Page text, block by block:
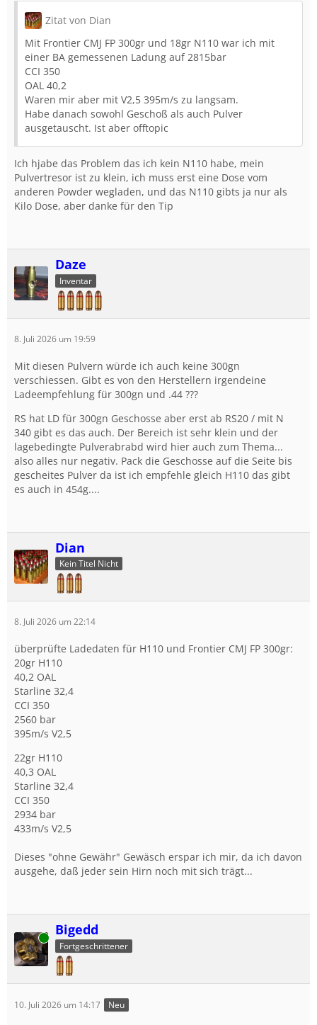
Zitat von Dian
Mit Frontier CMJ FP 300gr und 18gr N110 war ich mit
einer BA gemessenen Ladung auf 2815bar
CCI 350
OAL 40,2
Waren mir aber mit V2,5 395m/s zu langsam.
Habe danach sowohl Geschoß als auch Pulver
ausgetauscht. Ist aber offtopic
Ich hjabe das Problem das ich kein N110 habe, mein
Pulvertresor ist zu klein, ich muss erst eine Dose vom
anderen Powder wegladen, und das N110 gibts ja nur als
Kilo Dose, aber danke für den Tip
Daze
Inventar
8. Juli 2026 um 19:59
Mit diesen Pulvern würde ich auch keine 300gn
verschiessen. Gibt es von den Herstellern irgendeine
Ladeempfehlung für 300gn und .44 ???
RS hat LD für 300gn Geschosse aber erst ab RS20 / mit N
340 gibt es das auch. Der Bereich ist sehr klein und der
lagebedingte Pulverabrabd wird hier auch zum Thema...
also alles nur negativ. Pack die Geschosse auf die Seite bis
gescheites Pulver da ist ich empfehle gleich H110 das gibt
es auch in 454g....
Dian
Kein Titel Nicht
8. Juli 2026 um 22:14
überprüfte Ladedaten für H110 und Frontier CMJ FP 300gr:
20gr H110
40,2 OAL
Starline 32,4
CCI 350
2560 bar
395m/s V2,5
22gr H110
40,3 OAL
Starline 32,4
CCI 350
2934 bar
433m/s V2,5
Dieses "ohne Gewähr" Gewäsch erspar ich mir, da ich davon
ausgehe, daß jeder sein Hirn noch mit sich trägt...
Online Bigedd
Fortgeschrittener
10. Juli 2026 um 14:17 Neu